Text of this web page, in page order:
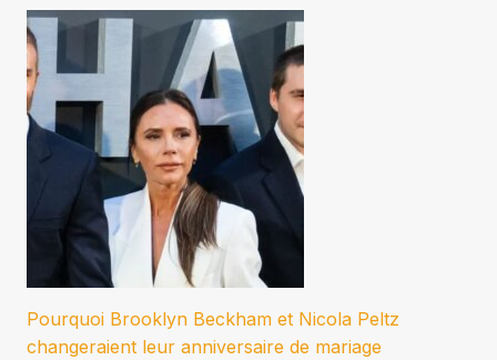
Pourquoi Brooklyn Beckham et Nicola Peltz
changeraient leur anniversaire de mariage